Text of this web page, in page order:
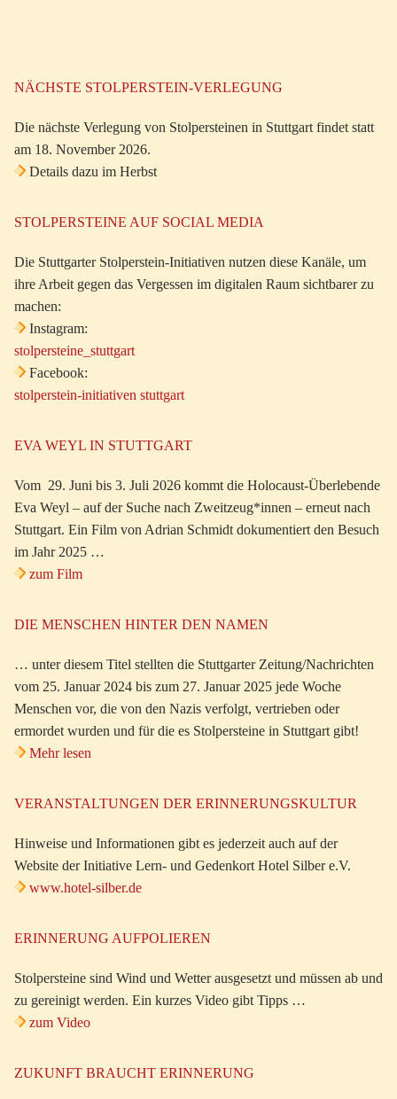
NÄCHSTE STOLPERSTEIN-VERLEGUNG
Die nächste Verlegung von Stolpersteinen in Stuttgart findet statt
am 18. November 2026.
Details dazu im Herbst
STOLPERSTEINE AUF SOCIAL MEDIA
Die Stuttgarter Stolperstein-Initiativen nutzen diese Kanäle, um
ihre Arbeit gegen das Vergessen im digitalen Raum sichtbarer zu
machen:
Instagram:
stolpersteine_stuttgart
Facebook:
stolperstein-initiativen stuttgart
EVA WEYL IN STUTTGART
Vom 29. Juni bis 3. Juli 2026 kommt die Holocaust-Überlebende
Eva Weyl – auf der Suche nach Zweitzeug*innen – erneut nach
Stuttgart. Ein Film von Adrian Schmidt dokumentiert den Besuch
im Jahr 2025 …
zum Film
DIE MENSCHEN HINTER DEN NAMEN
… unter diesem Titel stellten die Stuttgarter Zeitung/Nachrichten
vom 25. Januar 2024 bis zum 27. Januar 2025 jede Woche
Menschen vor, die von den Nazis verfolgt, vertrieben oder
ermordet wurden und für die es Stolpersteine in Stuttgart gibt!
Mehr lesen
VERANSTALTUNGEN DER ERINNERUNGSKULTUR
Hinweise und Informationen gibt es jederzeit auch auf der
Website der Initiative Lern- und Gedenkort Hotel Silber e.V.
www.hotel-silber.de
ERINNERUNG AUFPOLIEREN
Stolpersteine sind Wind und Wetter ausgesetzt und müssen ab und
zu gereinigt werden. Ein kurzes Video gibt Tipps …
zum Video
ZUKUNFT BRAUCHT ERINNERUNG